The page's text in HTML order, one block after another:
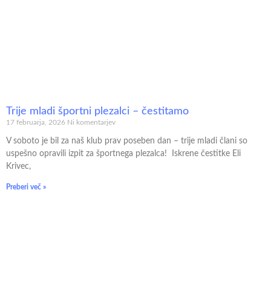
Trije mladi športni plezalci – čestitamo
17 februarja, 2026 Ni komentarjev
V soboto je bil za naš klub prav poseben dan – trije mladi člani so
uspešno opravili izpit za športnega plezalca! Iskrene čestitke Eli
Krivec,
Preberi več »